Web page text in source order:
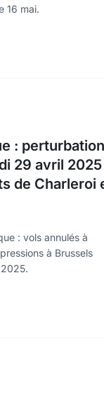
16 mai.
:
29 avril 2025
de Charleroi
: vols annulés à
à Brussels